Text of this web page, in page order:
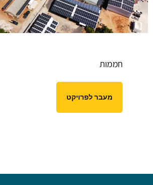
חממות
מעבר לפרויקט